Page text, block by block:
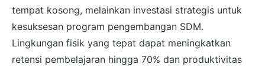
tempat kosong, melainkan investasi strategis untuk
kesuksesan program pengembangan SDM.
Lingkungan fisik yang tepat dapat meningkatkan
retensi pembelajaran hingga 70% dan produktivitas